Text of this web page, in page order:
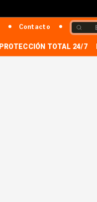
Contacto
PROTECCIÓN TOTAL 24/7